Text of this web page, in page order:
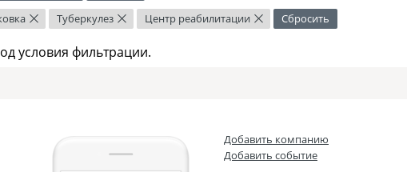
× Туберкулез × Центр реабилитации × Сбросить
условия фильтрации.
Добавить компанию
Добавить событие